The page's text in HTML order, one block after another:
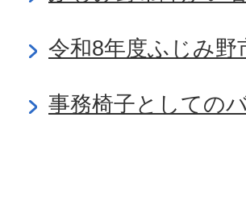
令和8年度ふじみ野
事務椅子としての